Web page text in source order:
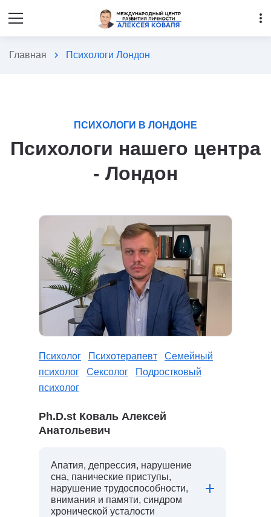
more_vert
Главная chevron_right Психологи Лондон
ПСИХОЛОГИ В ЛОНДОНЕ
Психологи нашего центра
- Лондон
Психолог Психотерапевт
Семейный
психолог
Сексолог
Подростковый
психолог
Ph.D.st Коваль Алексей
Анатольевич
Апатия, депрессия, нарушение
сна, панические приступы,
нарушение трудоспособности,
внимания и памяти, синдром
хронической усталости